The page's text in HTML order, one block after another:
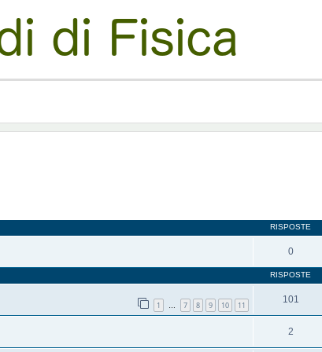
RISPOSTE
0
RISPOSTE
1 … 7 8 9 10 11
101
2